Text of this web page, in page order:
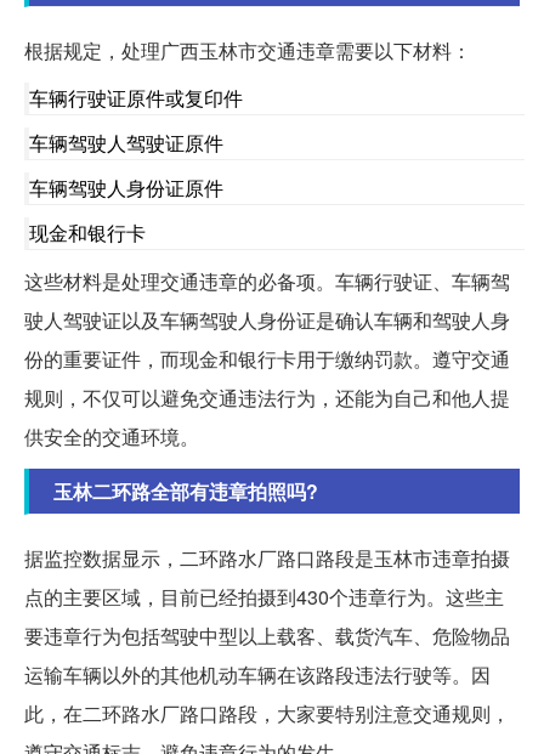
根据规定，处理广西玉林市交通违章需要以下材料：
车辆行驶证原件或复印件
车辆驾驶人驾驶证原件
车辆驾驶人身份证原件
现金和银行卡
这些材料是处理交通违章的必备项。车辆行驶证、车辆驾
驶人驾驶证以及车辆驾驶人身份证是确认车辆和驾驶人身
份的重要证件，而现金和银行卡用于缴纳罚款。遵守交通
规则，不仅可以避免交通违法行为，还能为自己和他人提
供安全的交通环境。
玉林二环路全部有违章拍照吗?
据监控数据显示，二环路水厂路口路段是玉林市违章拍摄
点的主要区域，目前已经拍摄到430个违章行为。这些主
要违章行为包括驾驶中型以上载客、载货汽车、危险物品
运输车辆以外的其他机动车辆在该路段违法行驶等。因
此，在二环路水厂路口路段，大家要特别注意交通规则，